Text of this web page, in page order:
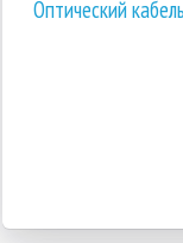
Оптический